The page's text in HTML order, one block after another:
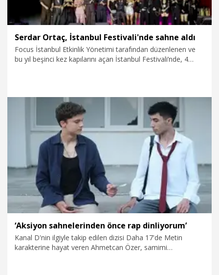
Serdar Ortaç, İstanbul Festivali'nde sahne aldı
Focus İstanbul Etkinlik Yönetimi tarafından düzenlenen ve
bu yıl beşinci kez kapılarını açan İstanbul Festivali’nde, 4
bir ağızdan eşlik etti.
5.08.2026 Kültür&Sanat
‘Aksiyon sahnelerinden önce rap dinliyorum’
Kanal D'nin ilgiyle takip edilen dizisi Daha 17'de Metin
karakterine hayat veren Ahmetcan Özer, samimi